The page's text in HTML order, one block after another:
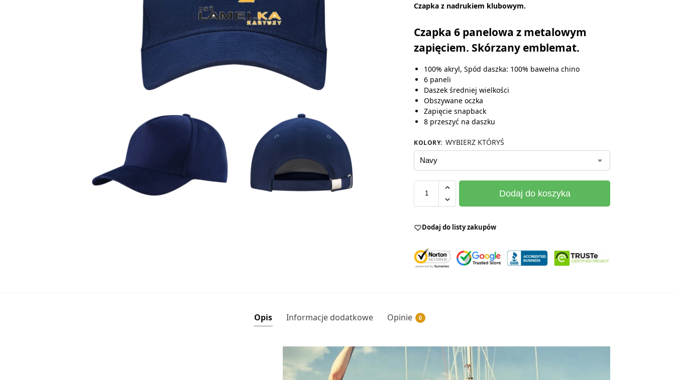
Czapka z nadrukiem klubowym.
Czapka 6 panelowa z metalowym
zapięciem. Skórzany emblemat.
100% akryl, Spód daszka: 100% bawełna chino
6 paneli
Daszek średniej wielkości
Obszywane oczka
Zapięcie snapback
8 przeszyć na daszku
KOLORY: WYBIERZ KTÓRYŚ
Dodaj do koszyka
Dodaj do listy zakupów
Opis Informacje dodatkowe Opinie 0